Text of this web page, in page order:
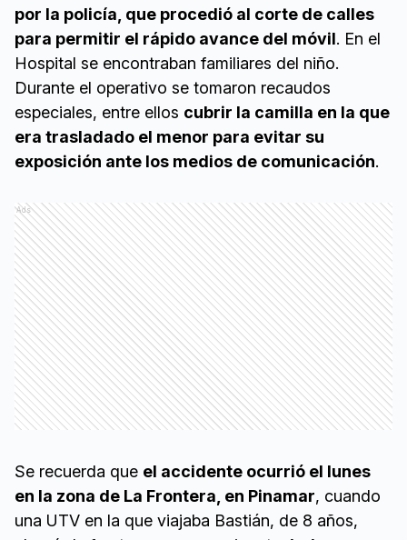
por la policía, que procedió al corte de calles
para permitir el rápido avance del móvil. En el
Hospital se encontraban familiares del niño.
Durante el operativo se tomaron recaudos
especiales, entre ellos cubrir la camilla en la que
era trasladado el menor para evitar su
exposición ante los medios de comunicación.
Ads
Se recuerda que el accidente ocurrió el lunes
en la zona de La Frontera, en Pinamar, cuando
una UTV en la que viajaba Bastián, de 8 años,